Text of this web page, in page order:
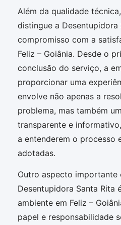
Além da qualidade
distingue a Desentupidora
compromisso com a
Feliz – Goiânia. Desde o
conclusão do serviço, a
proporcionar uma
envolve não apenas a
problema, mas também
transparente e
a entenderem o processo
adotadas.
Outro aspecto importante
Desentupidora Santa Rita
ambiente em Feliz –
papel e responsabilidade